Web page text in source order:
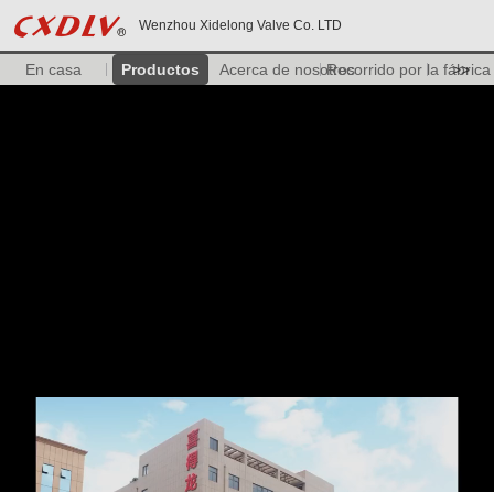
Wenzhou Xidelong Valve Co. LTD
En casa Productos Acerca de nosotrosRecorrido por la fábrica
>>